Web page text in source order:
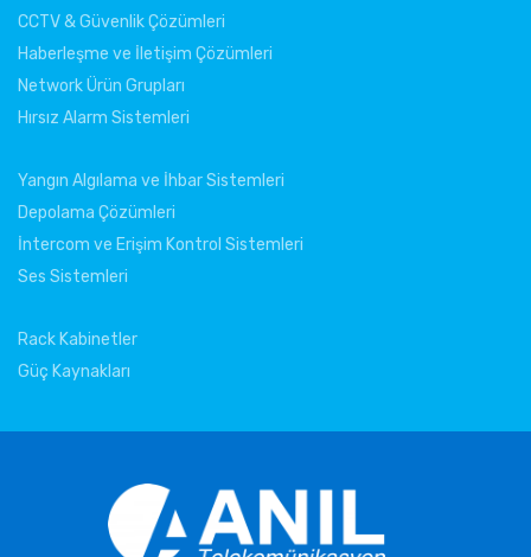
CCTV & Güvenlik Çözümleri
Haberleşme ve İletişim Çözümleri
Network Ürün Grupları
Hırsız Alarm Sistemleri
Yangın Algılama ve İhbar Sistemleri
Depolama Çözümleri
İntercom ve Erişim Kontrol Sistemleri
Ses Sistemleri
Rack Kabinetler
Güç Kaynakları